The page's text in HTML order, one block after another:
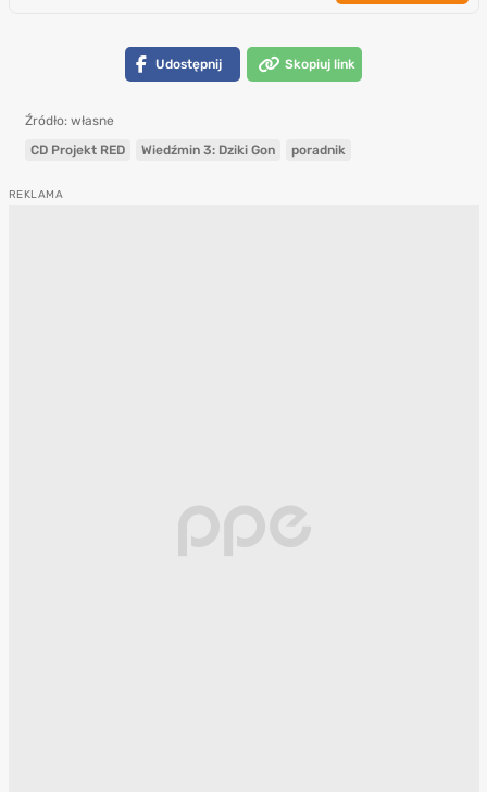
Udostępnij Skopiuj link
Źródło: własne
CD Projekt RED
Wiedźmin 3: Dziki Gon poradnik